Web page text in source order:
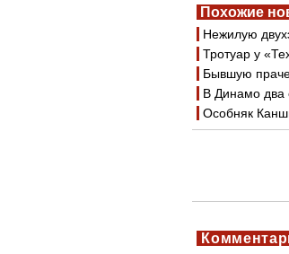
Похожие
Нежилую
Тротуар у
Бывшую
В Динамо два
Особняк